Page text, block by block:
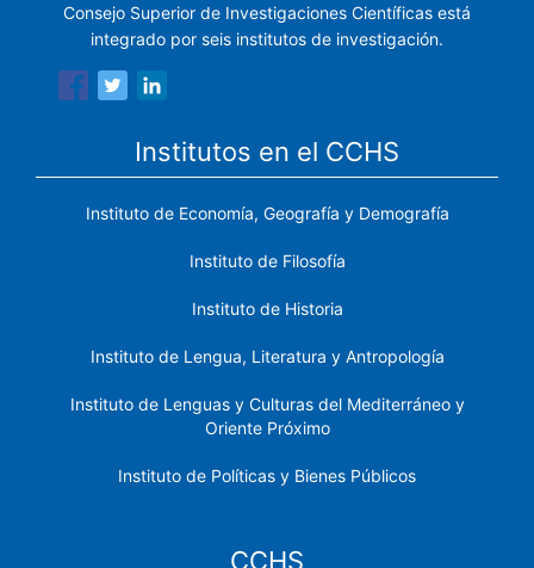
Consejo Superior de Investigaciones Científicas está
integrado por seis institutos de investigación.
Institutos en el CCHS
Instituto de Economía, Geografía y Demografía
Instituto de Filosofía
Instituto de Historia
Instituto de Lengua, Literatura y Antropología
Instituto de Lenguas y Culturas del Mediterráneo y
Oriente Próximo
Instituto de Políticas y Bienes Públicos
CCHS